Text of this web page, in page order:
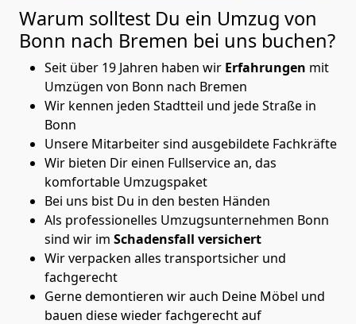
Warum solltest Du ein Umzug von
Bonn nach Bremen bei uns buchen?
Seit über 19 Jahren haben wir Erfahrungen mit
Umzügen von Bonn nach Bremen
Wir kennen jeden Stadtteil und jede Straße in
Bonn
Unsere Mitarbeiter sind ausgebildete Fachkräfte
Wir bieten Dir einen Fullservice an, das
komfortable Umzugspaket
Bei uns bist Du in den besten Händen
Als professionelles Umzugsunternehmen Bonn
sind wir im Schadensfall versichert
Wir verpacken alles transportsicher und
fachgerecht
Gerne demontieren wir auch Deine Möbel und
bauen diese wieder fachgerecht auf